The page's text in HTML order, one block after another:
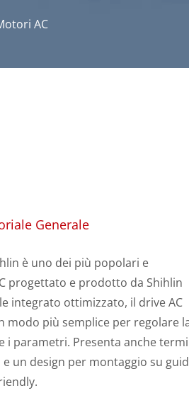
AC
Generale
è uno dei più popolari e
progettato e prodotto da Shihlin
integrato ottimizzato, il drive AC
modo più semplice per regolare
i parametri. Presenta anche
un design per montaggio su